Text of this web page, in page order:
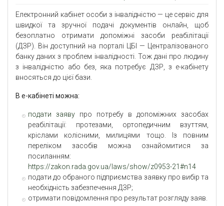
Електронний кабінет особи з інвалідністю — це сервіс для
швидкої та зручної подачі документів онлайн, щоб
безоплатно отримати допоміжні засоби реабілітації
(ДЗР). Він доступний на порталі ЦБІ — Централізованого
банку даних з проблем інвалідності. Тож дані про людину
з інвалідністю або без, яка потребує ДЗР, з е-кабінету
вносяться до цієї бази.
В е-кабінеті можна:
подати заяву про потребу в допоміжних засобах
реабілітації: протезами, ортопедичним взуттям,
кріслами колісними, милицями тощо. Із повним
переліком засобів можна ознайомитися за
посиланням:
https://zakon.rada.gov.ua/laws/show/z0953-21#n14
подати до обраного підприємства заявку про вибір та
необхідність забезпечення ДЗР;
отримати повідомлення про результат розгляду заяв.